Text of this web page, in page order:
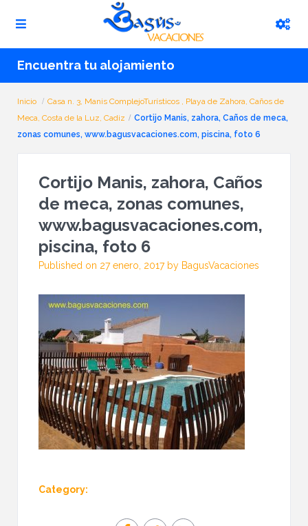
Encuentra tu alojamiento
Inicio
Casa n. 3, Manis ComplejoTurísticos , Playa de Zahora, Caños de
Meca, Costa de la Luz, Cadiz
Cortijo Manis, zahora, Caños de meca,
zonas comunes, www.bagusvacaciones.com, piscina, foto 6
Cortijo Manis, zahora, Caños
de meca, zonas comunes,
www.bagusvacaciones.com,
piscina, foto 6
Published on 27 enero, 2017 by BagusVacaciones
Category: